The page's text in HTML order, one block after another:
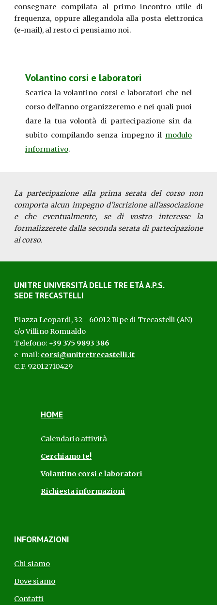
consegnare compilata al primo incontro utile di
frequenza, oppure allegandola alla posta elettronica
(e-mail), al resto ci pensiamo noi.
Volantino corsi e laboratori
Scarica lavolantino corsi e laboratoriche nel
corso dell'anno organizzeremo e nei quali puoi
dare la tua volontà di partecipazione sin da
subito compilando senza impegno il modulo
informativo.
La partecipazione alla prima serata del corso non
comporta alcun impegno d'iscrizione all'associazione
e che eventualmente, se di vostro interesse la
formalizzerete dalla seconda serata di partecipazione
al corso.
UNITRE UNIVERSITÀ DELLE TRE ETÀA.P.S.
SEDE TRECASTELLI
Piazza Leopardi, 32 - 60012 Ripe di Trecastelli (AN)
c/o Villino Romualdo
Telefono: +39 375 9893 386
e-mail: corsi@unitretrecastelli.it
C.F. 92012710429
HOME
Calendario attività
Cerchiamo te!
Volantino corsi e laboratori
Richiesta informazioni
INFORMAZIONI
Chi siamo
Dove siamo
Contatti